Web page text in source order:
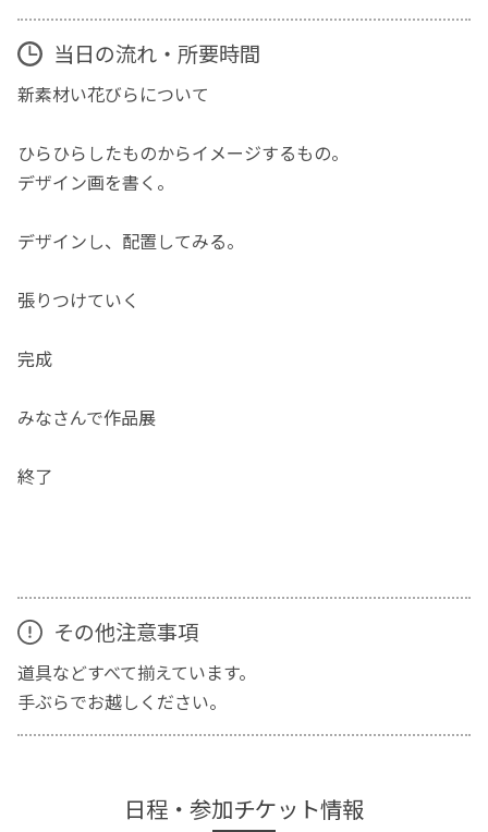
当日の流れ・所要時間
新素材い花びらについて
ひらひらしたものからイメージするもの。
デザイン画を書く。
デザインし、配置してみる。
張りつけていく
完成
みなさんで作品展
終了
その他注意事項
道具などすべて揃えています。
手ぶらでお越しください。
日程・参加チケット情報